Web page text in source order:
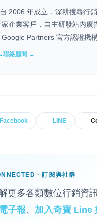
2006 年成立，深耕搜尋行
企業客戶，自主研發站內廣
Partners 官方認證機構
聯絡顧問 →
Facebook LINE
· 訂閱與社群
更多各類數位行銷資
子報、 加入奇寶 Line